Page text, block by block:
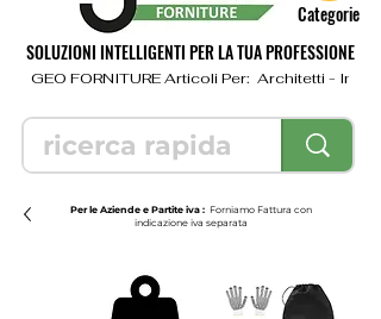
Categorie
SOLUZIONI INTELLIGENTI PER LA TUA PROFESSIONE
GEO FORNITURE Articoli Per:  Architetti -
Per le Aziende e Partite iva : Forniamo Fattura con
indicazione iva separata